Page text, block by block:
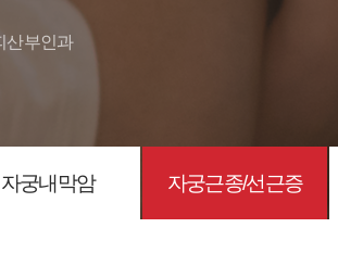
산부인과
자궁내막암 자궁근종/선근증